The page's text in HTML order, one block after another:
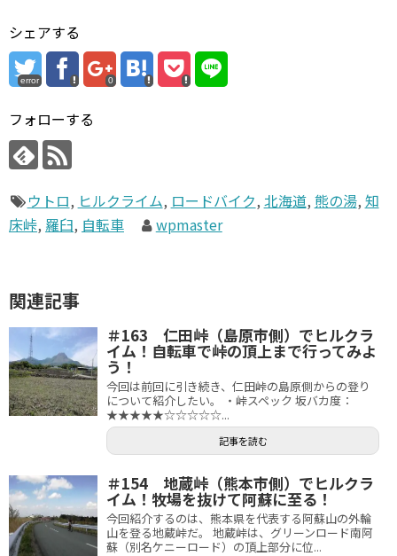
シェアする
error 0
フォローする
ウトロ, ヒルクライム, ロードバイク, 北海道, 熊の湯, 知
床峠, 羅臼, 自転車 wpmaster
関連記事
＃163 仁田峠（島原市側）でヒルクラ
イム！自転車で峠の頂上まで行ってみよ
う！
今回は前回に引き続き、仁田峠の島原側からの登り
について紹介したい。 ・峠スペック 坂バカ度：
★★★★★☆☆☆☆☆...
記事を読む
＃154 地蔵峠（熊本市側）でヒルクラ
イム！牧場を抜けて阿蘇に至る！
今回紹介するのは、熊本県を代表する阿蘇山の外輪
山を登る地蔵峠だ。 地蔵峠は、グリーンロード南阿
蘇（別名ケニーロード）の頂上部分に位...